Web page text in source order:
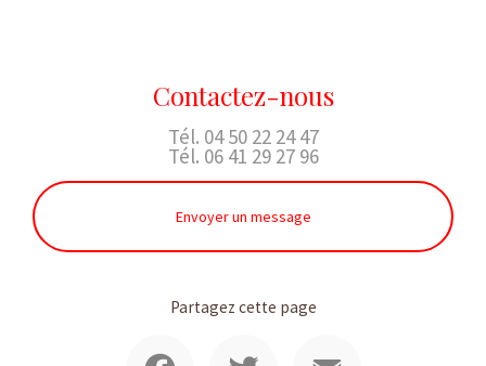
Contactez-nous
Tél. 04 50 22 24 47
Tél. 06 41 29 27 96
Envoyer un message
Partagez cette page